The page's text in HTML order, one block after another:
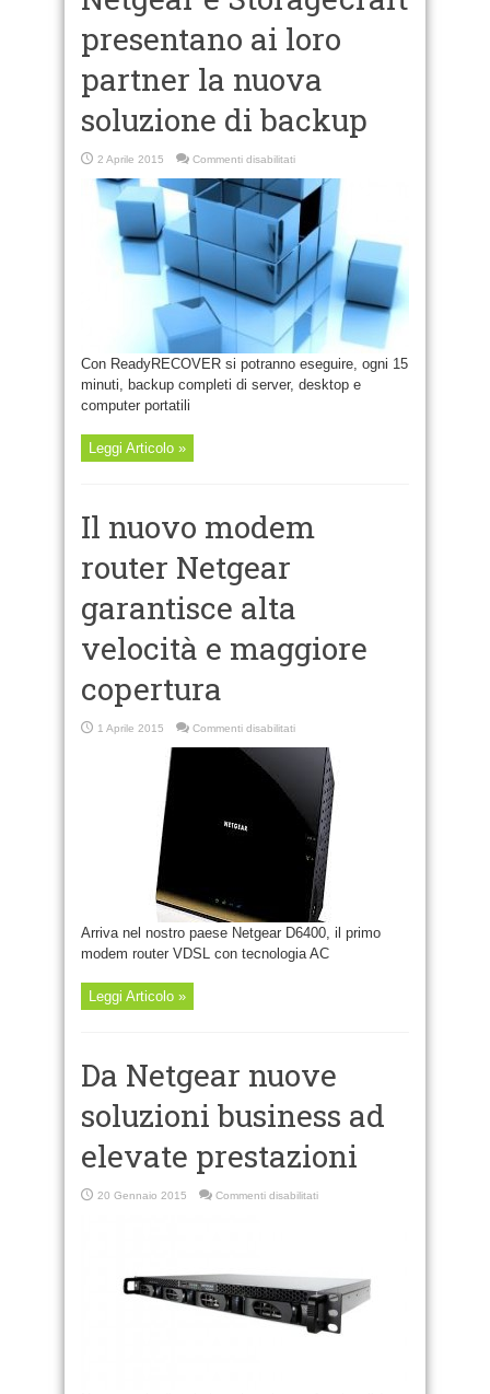
presentano ai loro
partner la nuova
soluzione di backup
2 Aprile 2015 Commenti disabilitatisu
e
Storagecraft
presentano
ai
loro
partner
la
nuova
soluzione
di
backup
Con ReadyRECOVER si potranno eseguire, ogni 15
minuti, backup completi di server, desktop e
computer portatili
Leggi Articolo »
Il nuovo modem
router Netgear
garantisce alta
velocità e maggiore
copertura
1 Aprile 2015 Commenti disabilitatisu
nuovo
modem
router
Netgear
garantisce
alta
velocità
maggiore
copertura
Arriva nel nostro paese Netgear D6400, il primo
modem router VDSL con tecnologia AC
Leggi Articolo »
Da Netgear nuove
soluzioni business ad
elevate prestazioni
20 Gennaio 2015 Commenti disabilitatisu
elevate
prestazioni